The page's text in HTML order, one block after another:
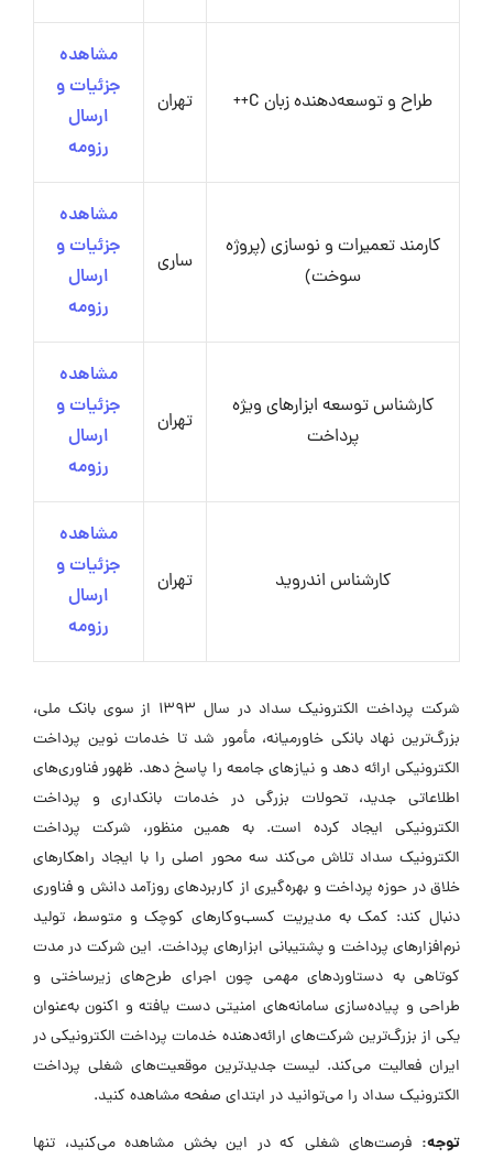
طراح و توسعه‌دهنده زبان C++ تهران
مشاهده
جزئیات و
ارسال
رزومه
کارمند تعمیرات و نوسازی (پروژه
سوخت)
ساری
مشاهده
جزئیات و
ارسال
رزومه
کارشناس توسعه ابزارهای ویژه
پرداخت
تهران
مشاهده
جزئیات و
ارسال
رزومه
کارشناس اندروید تهران
مشاهده
جزئیات و
ارسال
رزومه
شرکت پرداخت الکترونیک سداد در سال ۱۳۹۳ از سوی بانک ملی،
بزرگ‌ترین نهاد بانکی خاورمیانه، مأمور شد تا خدمات نوین پرداخت
الکترونیکی ارائه دهد و نیازهای جامعه را پاسخ دهد. ظهور فناوری‌های
اطلاعاتی جدید، تحولات بزرگی در خدمات بانکداری و پرداخت
الکترونیکی ایجاد کرده است. به همین منظور، شرکت پرداخت
الکترونیک سداد تلاش می‌کند سه محور اصلی را با ایجاد راهکارهای
خلاق در حوزه پرداخت و بهره‌گیری از کاربردهای روزآمد دانش و فناوری
دنبال کند: کمک به مدیریت کسب‌وکارهای کوچک و متوسط، تولید
نرم‌افزارهای پرداخت و پشتیبانی ابزارهای پرداخت. این شرکت در مدت
کوتاهی به دستاوردهای مهمی چون اجرای طرح‌های زیرساختی و
طراحی و پیاده‌سازی سامانه‌های امنیتی دست یافته و اکنون به‌عنوان
یکی از بزرگ‌ترین شرکت‌های ارائه‌دهنده خدمات پرداخت الکترونیکی در
ایران فعالیت می‌کند. لیست جدیدترین موقعیت‌های شغلی پرداخت
الکترونیک سداد را می‌توانید در ابتدای صفحه مشاهده کنید.
توجه: فرصت‌های شغلی که در این بخش مشاهده می‌کنید، تنها